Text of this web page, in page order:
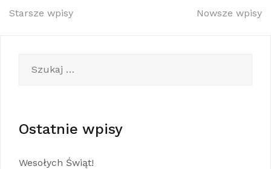
Nawigacja
wpisach
Starsze wpisy Nowsze wpisy
Ostatnie wpisy
Wesołych Świąt!